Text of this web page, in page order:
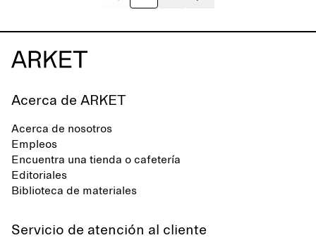
Acerca de ARKET
Acerca de nosotros
Empleos
Encuentra una tienda o cafetería
Editoriales
Biblioteca de materiales
Servicio de atención al cliente